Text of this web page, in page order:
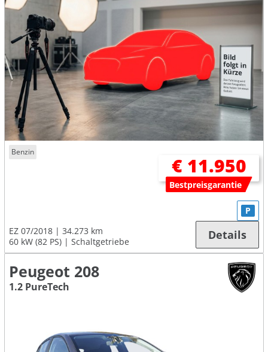
Benzin
€ 11.950
Bestpreisgarantie
EZ 07/2018
34.273 km
60 kW (82 PS)
Schaltgetriebe
P
Details
Peugeot 208
1.2 PureTech